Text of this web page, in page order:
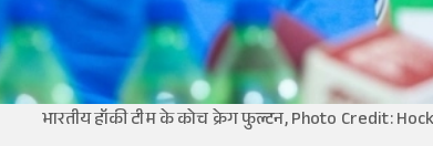
भारतीय हॉकी टीम के कोच क्रेग फुल्टन, Photo Credit: